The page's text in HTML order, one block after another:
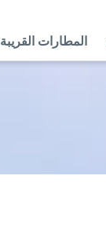
المطارات القريبة